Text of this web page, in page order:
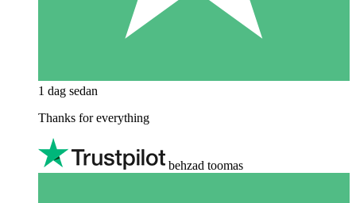
1 dag sedan
Thanks for everything
behzad toomas